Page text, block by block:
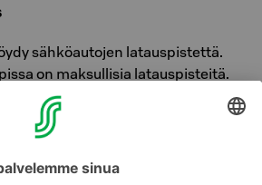
säh­kö­au­to­jen la­taus­pis­tet­tä.
on mak­sul­li­sia la­taus­pis­tei­tä.
pysäköintipaikat linja-autoille